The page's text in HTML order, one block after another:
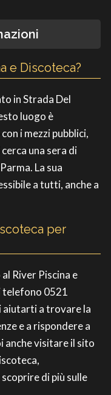
e Discoteca?
in Strada Del
luogo è
i mezzi pubblici,
una sera di
La sua
a tutti, anche a
per
River Piscina e
telefono 0521
aiutarti a trovare la
e a rispondere a
anche visitare il sito
scoprire di più sulle